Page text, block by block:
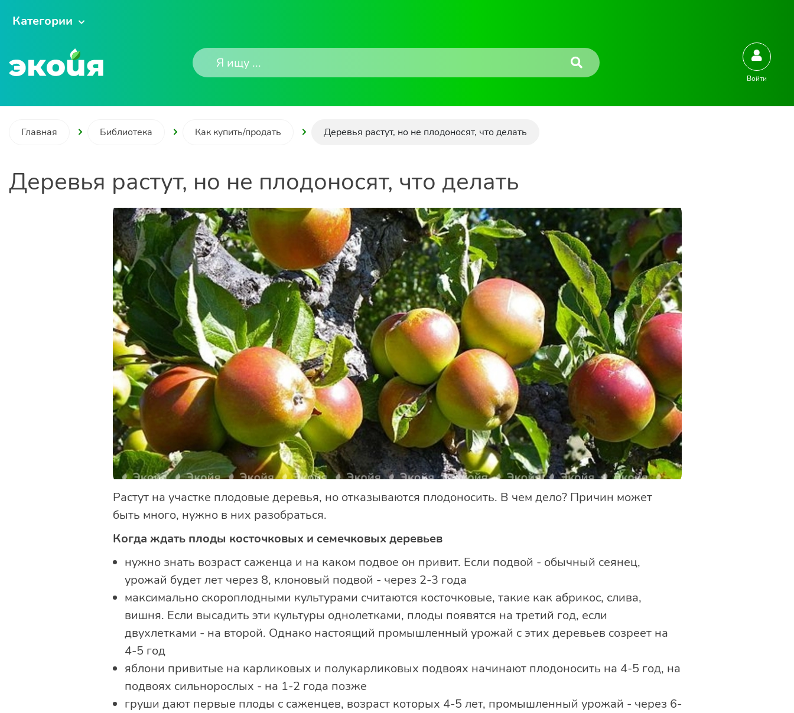
Категории
Войти
Главная Библиотека Как купить/продать Деревья растут, но не плодоносят, что делать
Деревья растут, но не плодоносят, что делать
Растут на участке плодовые деревья, но отказываются плодоносить. В чем дело? Причин может
быть много, нужно в них разобраться.
Когда ждать плоды косточковых и семечковых деревьев
нужно знать возраст саженца и на каком подвое он привит. Если подвой - обычный сеянец,
урожай будет лет через 8, клоновый подвой - через 2-3 года
максимально скороплодными культурами считаются косточковые, такие как абрикос, слива,
вишня. Если высадить эти культуры однолетками, плоды появятся на третий год, если
двухлетками - на второй. Однако настоящий промышленный урожай с этих деревьев созреет на
4-5 год
яблони привитые на карликовых и полукарликовых подвоях начинают плодоносить на 4-5 год, на
подвоях сильнорослых - на 1-2 года позже
груши дают первые плоды с саженцев, возраст которых 4-5 лет, промышленный урожай - через 6-